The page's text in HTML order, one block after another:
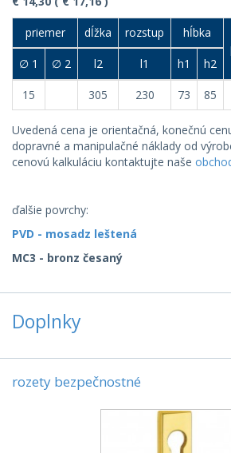
priemer dĺžka rozstup
hĺbka
∅ 1 ∅ 2 l2 l1 h1 h2
15 305 230 73 85
Uvedená cena je orientačná, konečnú
dopravné a manipulačné náklady od
cenovú kalkuláciu kontaktujte naše
ďalšie povrchy:
PVD - mosadz leštená
MC3 - bronz česaný
Doplnky
rozety bezpečnostné